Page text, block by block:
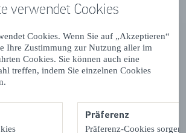
verwendet Cookies
Cookies. Wenn Sie auf „Akzeptieren“
Ihre Zustimmung zur Nutzung aller im
Cookies. Sie können auch eine
treffen, indem Sie einzelnen Cookies
Präferenz
Präferenz-Cookies sorgen
mir wünschen, dass
Themen in den zukünftigen
berücksichtigt werden: